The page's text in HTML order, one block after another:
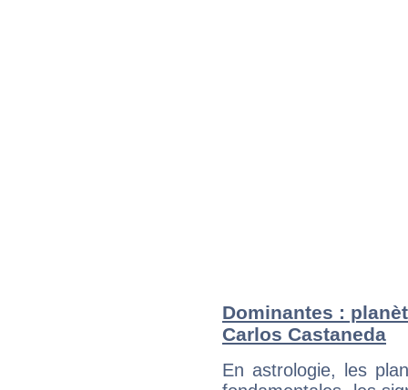
Dominantes :
Carlos Castaneda
En astrologie, les